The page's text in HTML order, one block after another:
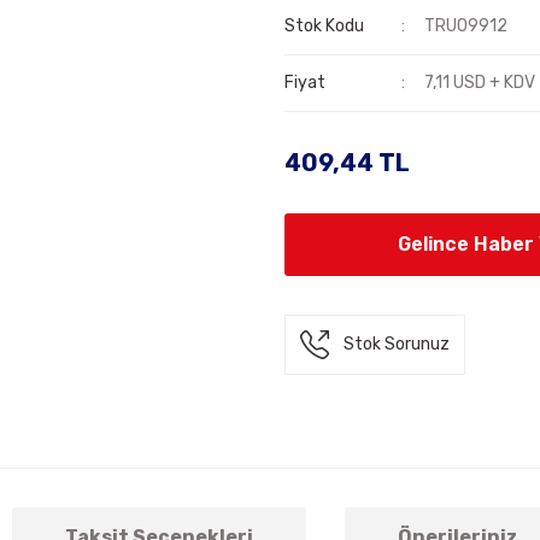
Stok Kodu TRU09912
Fiyat 7,11 USD + KDV
409,44 TL
Gelince Haber
Stok Sorunuz